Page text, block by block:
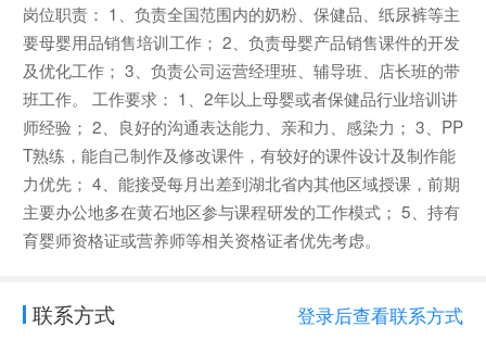
岗位职责： 1、负责全国范围内的奶粉、保健品、纸尿裤等主
要母婴用品销售培训工作； 2、负责母婴产品销售课件的开发
及优化工作； 3、负责公司运营经理班、辅导班、店长班的带
班工作。 工作要求： 1、2年以上母婴或者保健品行业培训讲
师经验； 2、良好的沟通表达能力、亲和力、感染力； 3、PP
T熟练，能自己制作及修改课件，有较好的课件设计及制作能
力优先； 4、能接受每月出差到湖北省内其他区域授课，前期
主要办公地多在黄石地区参与课程研发的工作模式； 5、持有
育婴师资格证或营养师等相关资格证者优先考虑。
联系方式 登录后查看联系方式